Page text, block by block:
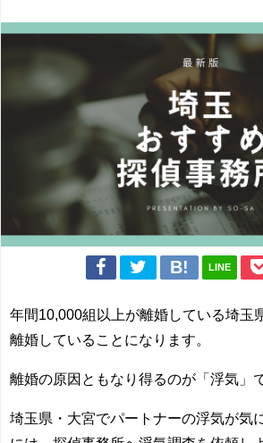
LINE
年間10,000組以上が離婚している埼玉
離婚していることになります。
離婚の原因ともなり得るのが「浮気」
埼玉県・大宮でパートナーの浮気が気